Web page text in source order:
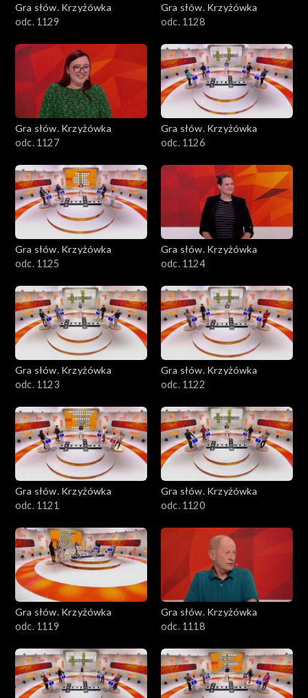
Gra słów. Krzyżówka
odc. 1129
Gra słów. Krzyżówka
odc. 1128
Gra słów. Krzyżówka
odc. 1127
Gra słów. Krzyżówka
odc. 1126
Gra słów. Krzyżówka
odc. 1125
Gra słów. Krzyżówka
odc. 1124
Gra słów. Krzyżówka
odc. 1123
Gra słów. Krzyżówka
odc. 1122
Gra słów. Krzyżówka
odc. 1121
Gra słów. Krzyżówka
odc. 1120
Gra słów. Krzyżówka
odc. 1119
Gra słów. Krzyżówka
odc. 1118